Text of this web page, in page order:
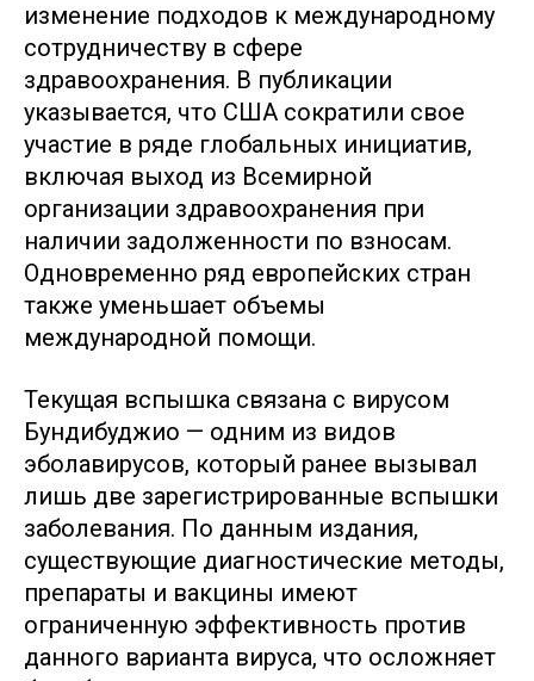
изменение подходов к международному
сотрудничеству в сфере
здравоохранения. В публикации
указывается, что США сократили свое
участие в ряде глобальных инициатив,
включая выход из Всемирной
организации здравоохранения при
наличии задолженности по взносам.
Одновременно ряд европейских стран
также уменьшает объемы
международной помощи.
Текущая вспышка связана с вирусом
Бундибуджио — одним из видов
эболавирусов, который ранее вызывал
лишь две зарегистрированные вспышки
заболевания. По данным издания,
существующие диагностические методы,
препараты и вакцины имеют
ограниченную эффективность против
данного варианта вируса, что осложняет